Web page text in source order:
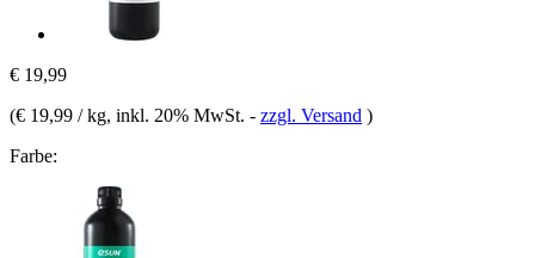
€ 19,99
(€ 19,99 / kg, inkl. 20% MwSt. - zzgl. Versand )
Farbe: